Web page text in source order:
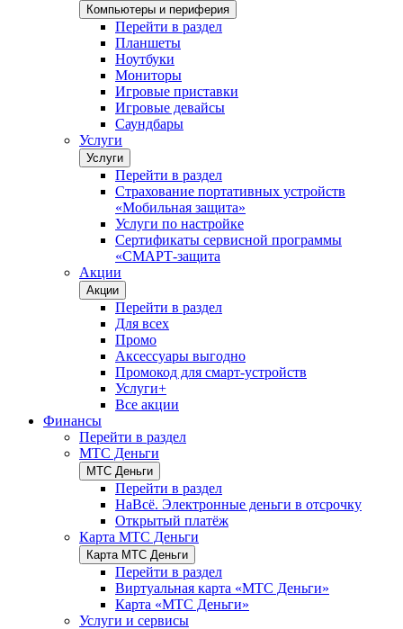
Компьютеры и периферия
Перейти в раздел
Планшеты
Ноутбуки
Мониторы
Игровые приставки
Игровые девайсы
Саундбары
Услуги
Услуги
Перейти в раздел
Страхование портативных устройств
«Мобильная защита»
Услуги по настройке
Сертификаты сервисной программы
«СМАРТ-защита
Акции
Акции
Перейти в раздел
Для всех
Промо
Аксессуары выгодно
Промокод для смарт-устройств
Услуги+
Все акции
Финансы
Перейти в раздел
МТС Деньги
МТС Деньги
Перейти в раздел
НаВсё. Электронные деньги в отсрочку
Открытый платёж
Карта МТС Деньги
Карта МТС Деньги
Перейти в раздел
Виртуальная карта «МТС Деньги»
Карта «МТС Деньги»
Услуги и сервисы